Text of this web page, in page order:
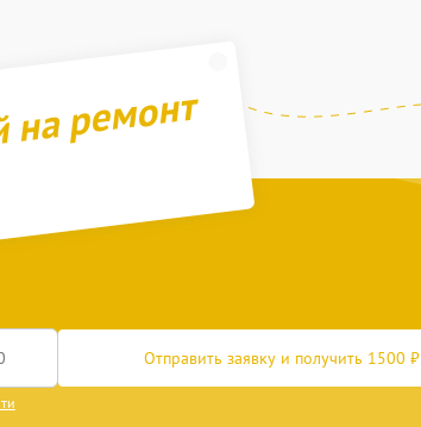
ремонт
Отправить заявку и получить 1500 ₽